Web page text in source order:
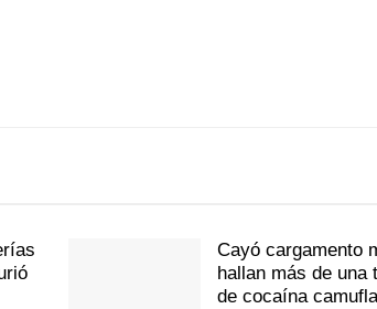
Cayó cargamento
hallan más de una
de cocaína